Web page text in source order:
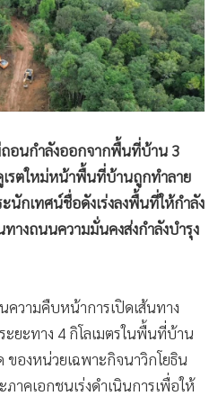
ถอนกำลังออกจากพื้นที่บ้าน 3
เรตใหม่หน้าพื้นที่บ้านถูกทำลาย
กเทศน์ชื่อดังเร่งลงพื้นที่ให้กำลัง
างถนนความมั่นคงส่งกำลังบำรุง
ความคืบหน้าการเปิดเส้นทาง
ยะทาง 4 กิโลเมตรในพื้นที่บ้าน
ของหน่วยเฉพาะกิจนาวิกโยธิน
าคเอกชนเร่งดำเนินการเพื่อให้